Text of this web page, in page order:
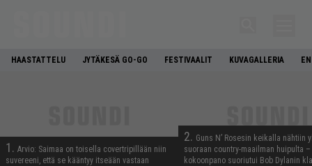
HAASTATTELU JYTÄKESÄ GO-GO FESTIVAALIT KUVAGALLERIA
1. Arvio: Saimaa on toisella covertripillään niin
suvereeni, että se kääntyy itseään vastaan
2. Guns N’ Rosesin keikalla nähtiin
suoraan country-maailman huipulta
kokoonpano suoriutui Bob Dylanin